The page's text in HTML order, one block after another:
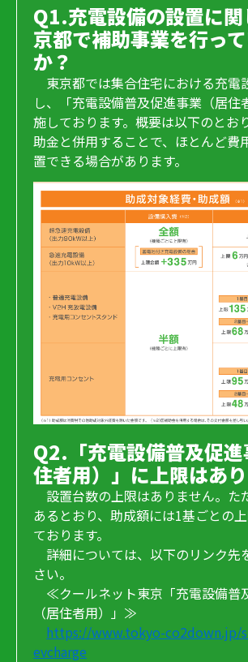
Q1.充電設備の設置に関
京都で補助事業を行っ
か？
東京都では集合住宅における充電
し、「充電設備普及促進事業（居住
施しております。概要は以下のとお
助金と併用することで、ほとんど費
置できる場合があります。
Q2.「充電設備普及促
住者用）」に上限はあ
設置台数の上限はありません。た
あるとおり、助成額には1基ごとの
ております。
詳細については、以下のリンク先
さい。
≪クールネット東京「充電設備普
（居住者用）」≫
https://www.tokyo-co2down.jp/
evcharge